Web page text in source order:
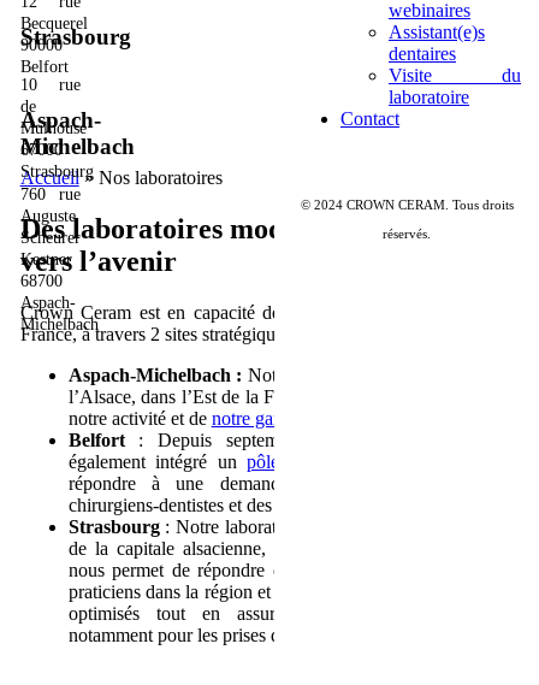
webinaires
Assistant(e)s
dentaires
Visite du
laboratoire
Contact
© 2024 CROWN CERAM. Tous droits
réservés.
Accueil» Nos laboratoires
Des laboratoires modernes et tournés
vers l’avenir
Crown Ceram est en capacité de desservir ses clients partout en
France, à travers 2 sites stratégiquement situés :
Aspach-Michelbach : Notre site principal, situé au cœur de
l’Alsace, dans l’Est de la France est le centre névralgique de
notre activité et de notre gamme Innovation
Belfort : Depuis septembre 2025, notre laboratoire a
également intégré unpôle dédié à l’orthodontie
répondre à une demande croissante de la part des
chirurgiens-dentistes et des orthodontistes.
Strasbourg: Notre laboratoire de Strasbourg, situé au cœur
de la capitale alsacienne, connu sous le nom de l’Atelier,
nous permet de répondre efficacement aux besoins de nos
praticiens dans la région et de garantir des délais de livraison
optimisés tout en assurant un service de proximité
notamment pour les prises de teintes.
Becquerel
90000
Belfort
Strasbourg
10 rue
de
Mulhouse
67000
Strasbourg
Aspach-
Michelbach
760 rue
Auguste
Scheurer
Kestner
68700
Aspach-
Michelbach